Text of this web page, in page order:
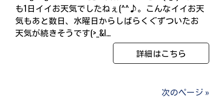
も1日イイお天気でしたねぇ(^^♪。こんなイイお天
気もあと数日、水曜日からしばらくぐずついたお
天気が続きそうです(>_&l...
詳細はこちら
次のページ »